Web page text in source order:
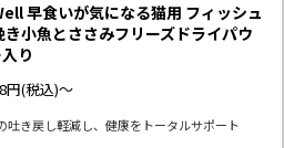
早食いが気になる猫用 フィッシュ
き小魚とささみフリーズドライパウ
り
円(税込)～
吐き戻し軽減し、健康をトータルサポート